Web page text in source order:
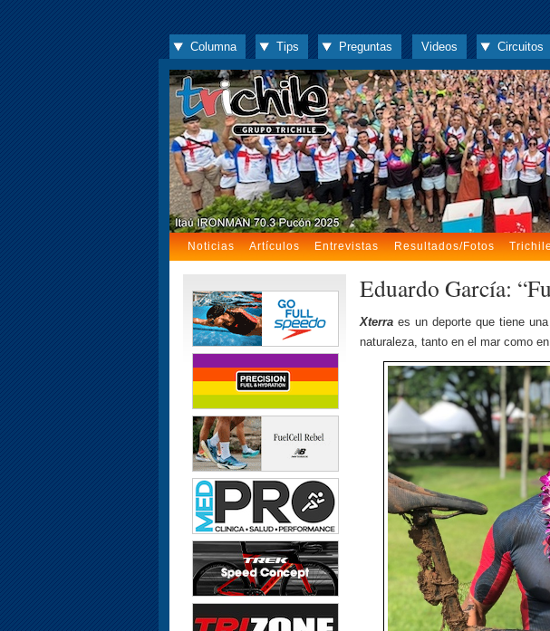
Columna Tips Preguntas Videos Circuitos
Noticias Artículos Entrevistas Resultados/Fotos
Eduardo García:
Xterra es un deporte que tiene
naturaleza, tanto en el mar como